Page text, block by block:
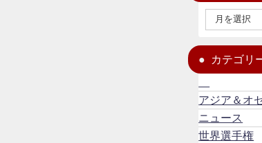
カテゴリ
アジア＆オ
ニュース
世界選手権